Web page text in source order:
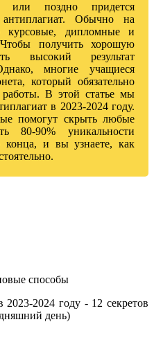
или поздно придется
Обычно на
курсовые, дипломные и
получить хорошую
высокий результат
многие учащиеся
который обязательно
В этой статье мы
в 2023-2024 году.
помогут скрыть любые
80-90% уникальности
конца, и вы узнаете, как
способы
2024 году - 12 секретов
день)